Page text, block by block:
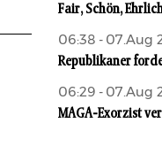
Fair, Schön,
06:38 - 07.Aug
Republikaner
06:29 - 07.Aug
MAGA-Exorzist